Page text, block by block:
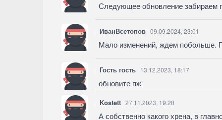
Следующее обновление забираем
ИванВсетопов 09.09.2024, 23:01
Мало изменений, ждем побольше.
Гость гость 13.12.2023, 18:17
обновите пж
Kostett 27.11.2023, 19:20
А собственно какого хрена, в